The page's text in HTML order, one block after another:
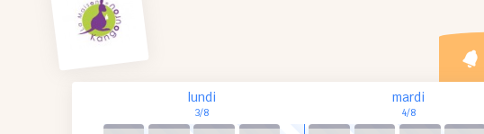
lundi
3/8
mardi
4/8